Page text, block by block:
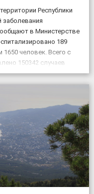
Республики
в Министерстве
189
человек. Всего с
150342 случаев
4830 пациентов с